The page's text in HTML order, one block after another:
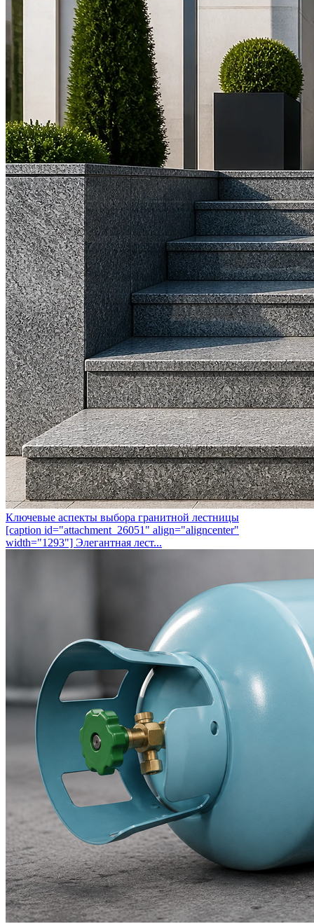
Ключевые аспекты выбора гранитной лестницы
[caption id="attachment_26051" align="aligncenter"
width="1293"] Элегантная лест...